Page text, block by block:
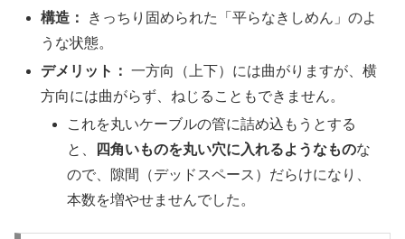
構造：
きっちり固められた「平らなきしめん」のよ
うな状態。
デメリット： 一方向（上下）には曲がりますが、横
方向には曲がらず、ねじることもできません。
これを丸いケーブルの管に詰め込もうとする
と、
四角いものを丸い穴に入れるようなものな
ので、隙間（デッドスペース）だらけになり、
本数を増やせませんでした。